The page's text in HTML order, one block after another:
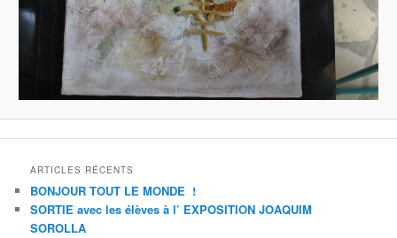
ARTICLES RÉCENTS
BONJOUR TOUT LE MONDE !
SORTIE avec les élèves à l’ EXPOSITION JOAQUIM
SOROLLA